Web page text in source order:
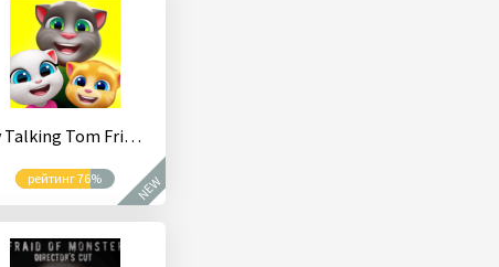
My Talking Tom Friends
рейтинг 76% NEW